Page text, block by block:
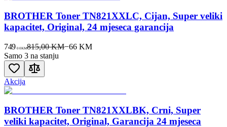
BROTHER Toner TN821XXLC, Cijan, Super veliki
kapacitet, Original, 24 mjeseca garancija
749 00KM815,00 KM−66 KM
Samo 3 na stanju
Akcija
BROTHER Toner TN821XXLBK, Crni, Super
veliki kapacitet, Original, Garancija 24 mjeseca